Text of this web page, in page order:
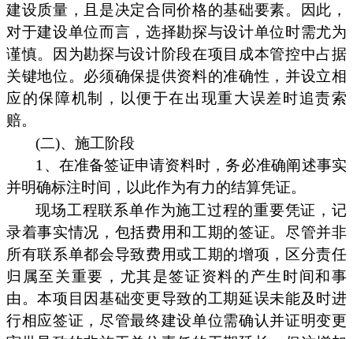
建设质量，且是决定合同价格的基础要素。因此，
对于建设单位而言，选择勘探与设计单位时需尤为
谨慎。因为勘探与设计阶段在项目成本管控中占据
关键地位。必须确保提供资料的准确性，并设立相
应的保障机制，以便于在出现重大误差时追责索
赔。
(二)、施工阶段
1、在准备签证申请资料时，务必准确阐述事实
并明确标注时间，以此作为有力的结算凭证。
现场工程联系单作为施工过程的重要凭证，记
录着事实情况，包括费用和工期的签证。尽管并非
所有联系单都会导致费用或工期的增项，区分责任
归属至关重要，尤其是签证资料的产生时间和事
由。本项目因基础变更导致的工期延误未能及时进
行相应签证，尽管最终建设单位需确认并证明变更